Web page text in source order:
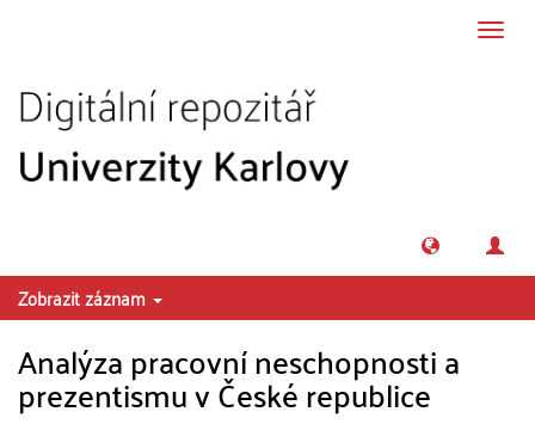
Zobrazit záznam
Analýza pracovní neschopnosti a
prezentismu v České republice